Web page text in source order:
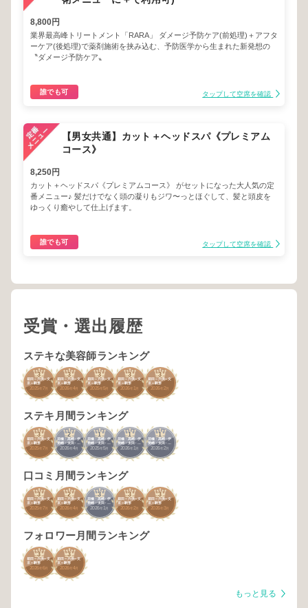
8,800円
業界最高峰トリートメント「RARA」 ダメージ予防ケア(前処理)＋アフタ
ーケア(後処理)で薬剤施術を挟み込む、予防医学から生まれた新発想の
〝ダメージ予防ケア〟
誰でも可 タップして空席を確認
【男女共通】カット＋ヘッドスパ《プレミアム
コース》
8,250円
カット＋ヘッドスパ《プレミアムコース》 がセットになった大人気の定
番メニュー♪ 髪だけでなく頭の凝りもジワ〜っとほぐして、髪と頭皮を
ゆっくり癒やして仕上げます。
誰でも可 タップして空席を確認
受賞・選出履歴
ステキな美容師ランキング
3
箱田～六供～文
京～駒形
2025年 7
3
箱田～六供～文
京～駒形
2026年 4
3
箱田～六供～文
京～駒形
2025年 5月
3
箱田～六供～文
京～駒形
2026年 1
3
箱田～六供～文
京～駒形
2026年 2月
ステキ月間ランキング
3
箱田～六供～文
京～駒形
2025年 7
2
前橋・高崎・伊
勢崎・太田・群
馬2026年 4月
1
前橋・高崎・伊
勢崎・太田・群
馬2025年 5月
1
前橋・高崎・伊
勢崎・太田・群
馬2026年 1
1
前橋・高崎・伊
勢崎・太田・群
馬2026年 2月
口コミ月間ランキング
3
箱田～六供～文
京～駒形
2025年 7
2
箱田～六供～文
京～駒形
2026年 4
3
前橋・高崎・伊
勢崎・太田・群
馬2026年 1
3
箱田～六供～文
京～駒形
2026年 2月
3
箱田～六供～文
京～駒形
2026年 3月
フォロワー月間ランキング
3
箱田～六供～文
京～駒形
2026年 6月
3
箱田～六供～文
京～駒形
2026年 4
もっと見る